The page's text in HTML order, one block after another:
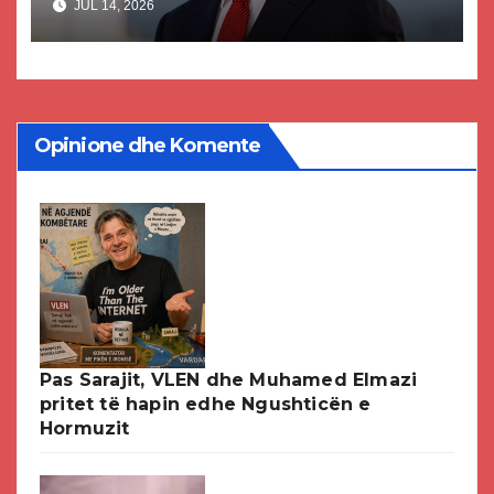
paligjshëm të selisë së VMRO-
DPMNE-së
JUL 14, 2026
Opinione dhe Komente
Pas Sarajit, VLEN dhe Muhamed Elmazi
pritet të hapin edhe Ngushticën e
Hormuzit